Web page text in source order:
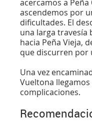
acercamos a
ascendemos por
dificultades. El
una larga travesía
hacia Peña Vieja,
que discurren por
Una vez
Vueltona llegamos
complicaciones.